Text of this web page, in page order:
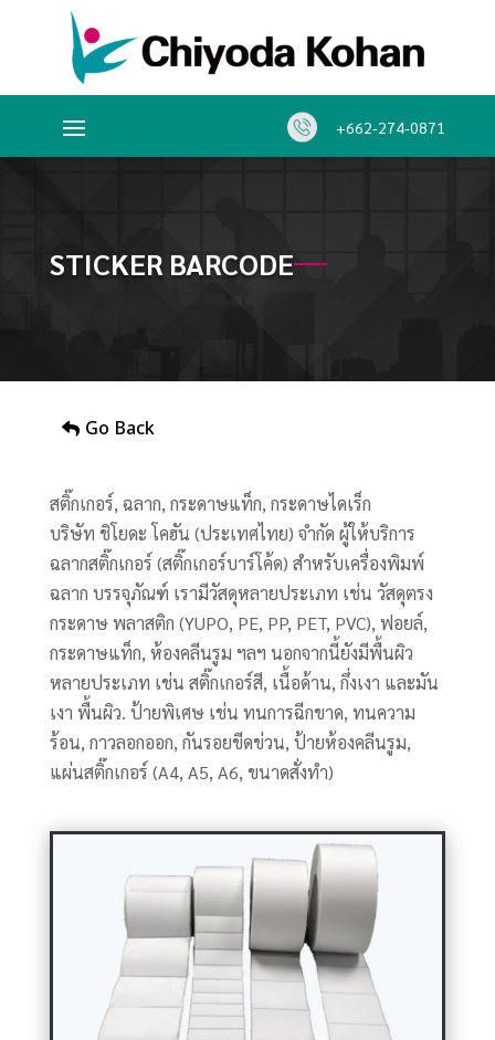
+662-274-0871
STICKER BARCODE
Go Back
สติ๊กเกอร์, ฉลาก, กระดาษแท็ก, กระดาษไดเร็ก
บริษัท ชิโยดะ โคฮัน (ประเทศไทย) จำกัด ผู้ให้บริการ
ฉลากสติ๊กเกอร์ (สติ๊กเกอร์บาร์โค้ด) สำหรับเครื่องพิมพ์
ฉลาก บรรจุภัณฑ์ เรามีวัสดุหลายประเภท เช่น วัสดุตรง
กระดาษ พลาสติก (YUPO, PE, PP, PET, PVC), ฟอยล์,
กระดาษแท็ก, ห้องคลีนรูม ฯลฯ นอกจากนี้ยังมีพื้นผิว
หลายประเภท เช่น สติ๊กเกอร์สี, เนื้อด้าน, กึ่งเงา และมัน
เงา พื้นผิว. ป้ายพิเศษ เช่น ทนการฉีกขาด, ทนความ
ร้อน, กาวลอกออก, กันรอยขีดข่วน, ป้ายห้องคลีนรูม,
แผ่นสติ๊กเกอร์ (A4, A5, A6, ขนาดสั่งทำ)